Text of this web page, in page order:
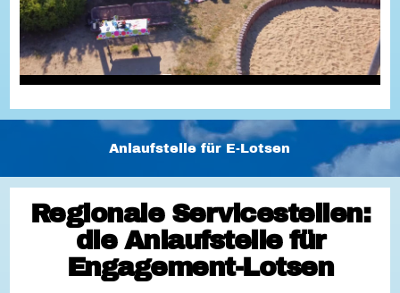
Anlaufstelle für E-Lotsen
Regionale Servicestellen:
die Anlaufstelle für
Engagement-Lotsen